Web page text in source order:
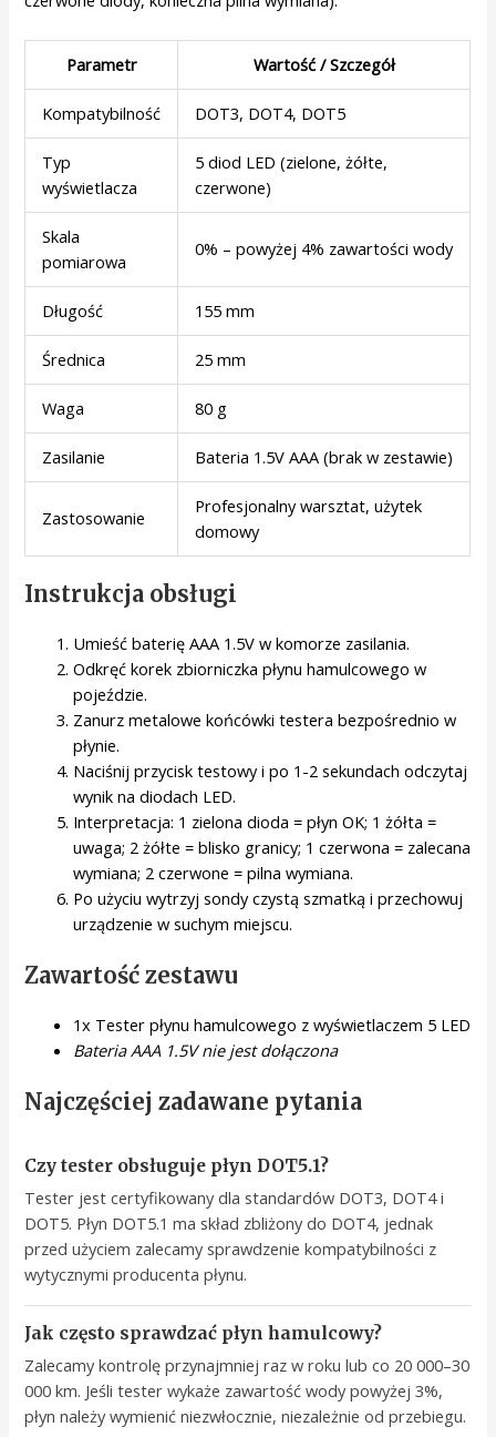
Parametr Wartość / Szczegół
Kompatybilność DOT3, DOT4, DOT5
Typ
wyświetlacza
5 diod LED (zielone, żółte,
czerwone)
Skala
pomiarowa
0% – powyżej 4% zawartości wody
Długość 155 mm
Średnica 25 mm
Waga 80 g
Zasilanie Bateria 1.5V AAA (brak w zestawie)
Zastosowanie
Profesjonalny warsztat, użytek
domowy
Instrukcja obsługi
Umieść baterię AAA 1.5V w komorze zasilania.
Odkręć korek zbiorniczka płynu hamulcowego w
pojeździe.
Zanurz metalowe końcówki testera bezpośrednio w
płynie.
Naciśnij przycisk testowy i po 1-2 sekundach odczytaj
wynik na diodach LED.
Interpretacja: 1 zielona dioda = płyn OK; 1 żółta =
uwaga; 2 żółte = blisko granicy; 1 czerwona = zalecana
wymiana; 2 czerwone = pilna wymiana.
Po użyciu wytrzyj sondy czystą szmatką i przechowuj
urządzenie w suchym miejscu.
Zawartość zestawu
1x Tester płynu hamulcowego z wyświetlaczem 5 LED
Bateria AAA 1.5V nie jest dołączona
Najczęściej zadawane pytania
Czy tester obsługuje płyn DOT5.1?
Tester jest certyfikowany dla standardów DOT3, DOT4 i
DOT5. Płyn DOT5.1 ma skład zbliżony do DOT4, jednak
przed użyciem zalecamy sprawdzenie kompatybilności z
wytycznymi producenta płynu.
Jak często sprawdzać płyn hamulcowy?
Zalecamy kontrolę przynajmniej raz w roku lub co 20 000–30
000 km. Jeśli tester wykaże zawartość wody powyżej 3%,
płyn należy wymienić niezwłocznie, niezależnie od przebiegu.